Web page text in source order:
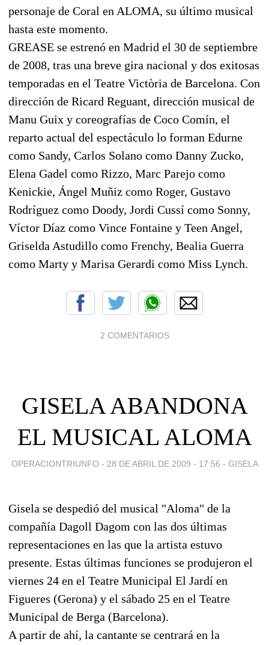
personaje de Coral en ALOMA, su último musical
hasta este momento.
GREASE se estrenó en Madrid el 30 de septiembre
de 2008, tras una breve gira nacional y dos exitosas
temporadas en el Teatre Victòria de Barcelona. Con
dirección de Ricard Reguant, dirección musical de
Manu Guix y coreografías de Coco Comín, el
reparto actual del espectáculo lo forman Edurne
como Sandy, Carlos Solano como Danny Zucko,
Elena Gadel como Rizzo, Marc Parejo como
Kenickie, Ángel Muñiz como Roger, Gustavo
Rodríguez como Doody, Jordi Cussí como Sonny,
Víctor Díaz como Vince Fontaine y Teen Angel,
Griselda Astudillo como Frenchy, Bealia Guerra
como Marty y Marisa Gerardi como Miss Lynch.
2 COMENTARIOS
GISELA ABANDONA
EL MUSICAL ALOMA
OPERACIONTRIUNFO - 28 DE ABRIL DE 2009 - 17:56 - GISELA
Gisela se despedió del musical "Aloma" de la
compañía Dagoll Dagom con las dos últimas
representaciones en las que la artista estuvo
presente. Estas últimas funciones se produjeron el
viernes 24 en el Teatre Municipal El Jardí en
Figueres (Gerona) y el sábado 25 en el Teatre
Municipal de Berga (Barcelona).
A partir de ahí, la cantante se centrará en la